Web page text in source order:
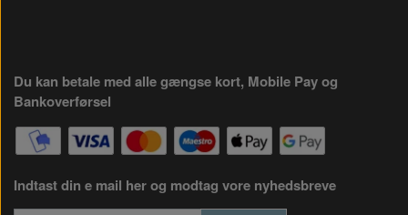
Du kan betale med alle gængse kort, Mobile Pay og
Bankoverførsel
Indtast din e mail her og modtag vore nyhedsbreve